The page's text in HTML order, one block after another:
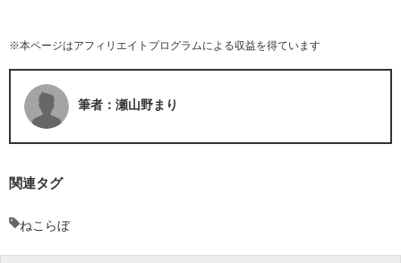
※本ページはアフィリエイトプログラムによる収益を得ています
筆者：瀬山野まり
関連タグ
ねこらぼ